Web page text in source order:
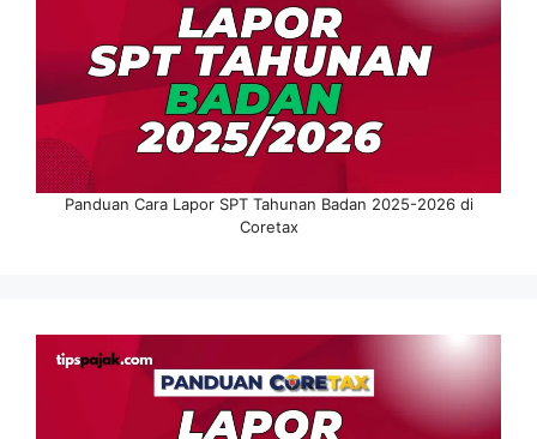
Panduan Cara Lapor SPT Tahunan Badan 2025-2026 di
Coretax